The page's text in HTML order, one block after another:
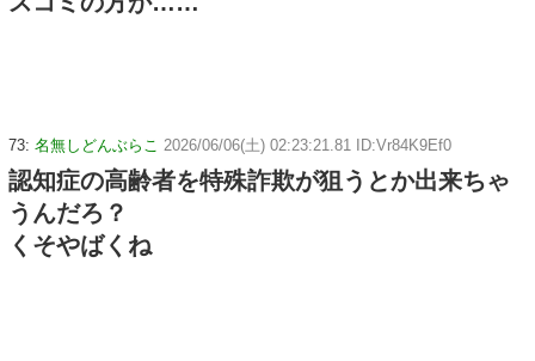
73: 名無しどんぶらこ 2026/06/06(土) 02:23:21.81 ID:Vr84K9Ef0
認知症の高齢者を特殊詐欺が狙うとか出来ちゃ
うんだろ？
くそやばくね